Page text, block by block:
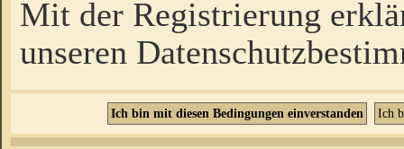
Mit der Registrierung
unseren